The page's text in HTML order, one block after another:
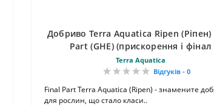
Добриво Terra Aquatica Ripen (Ріпен)
Part (GHE) (прискорення і фінал
дозрівання)
Terra Aquatica
Відгуків - 0
Final Part Terra Aquatica (Ripen) - знамените
для рослин, що стало класи..